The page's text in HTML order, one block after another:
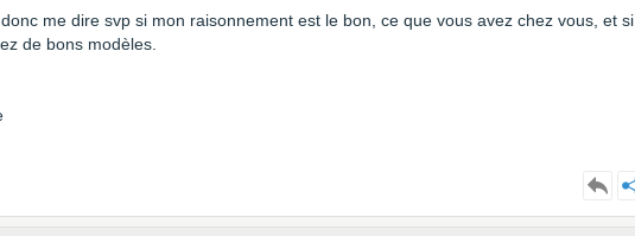
me dire svp si mon raisonnement est le bon, ce que vous avez chez vous, et si
de bons modèles.